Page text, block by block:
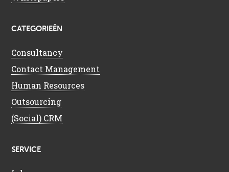
CATEGORIEËN
Consultancy
Contact Management
Human Resources
Outsourcing
(Social) CRM
SERVICE